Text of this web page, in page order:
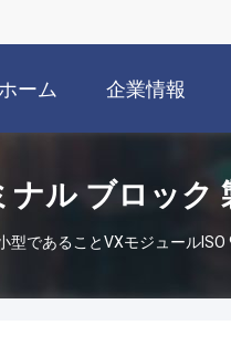
ホーム 企業情報
ナル ブロック
型であることVXモジュール